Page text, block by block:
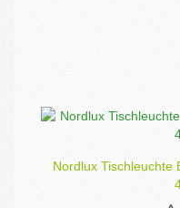
Nordlux Tischleuchte